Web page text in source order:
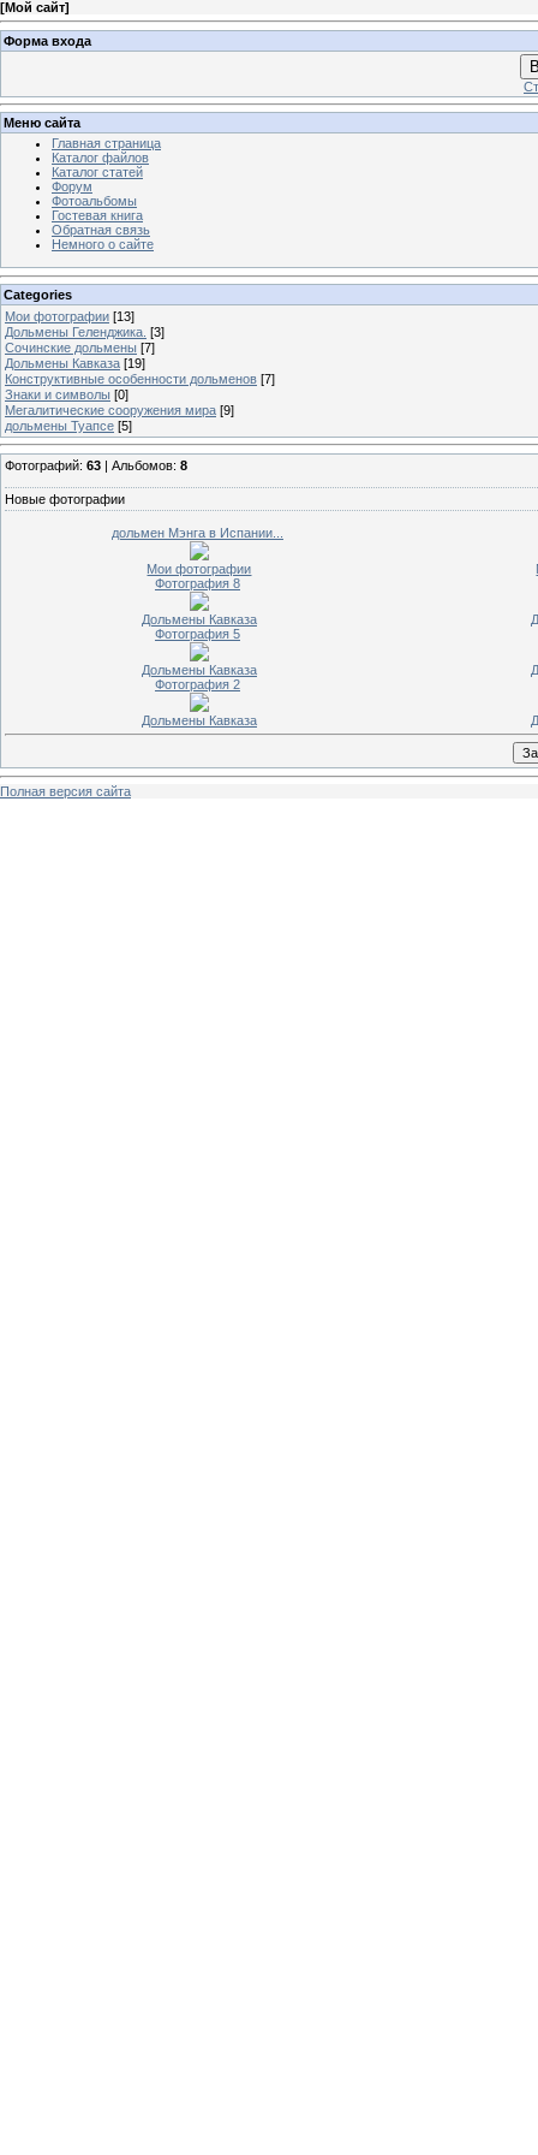
[Мой сайт]
Форма входа
Меню сайта
Главная страница
Каталог файлов
Каталог статей
Форум
Фотоальбомы
Гостевая книга
Обратная связь
Немного о сайте
Categories
Мои фотографии [13]
Дольмены Геленджика. [3]
Сочинские дольмены [7]
Дольмены Кавказа [19]
Конструктивные особенности дольменов [7]
Знаки и символы [0]
Мегалитические сооружения мира [9]
дольмены Туапсе [5]
Фотографий: 63 | Альбомов: 8
Новые фотографии
дольмен Мэнга в Испании...
Мои фотографии
Фотография 8
Дольмены Кавказа
Фотография 5
Дольмены Кавказа
Фотография 2
Дольмены Кавказа
Полная версия сайта